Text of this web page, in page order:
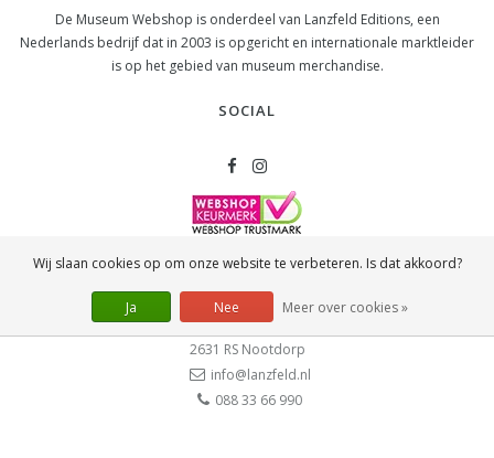
De Museum Webshop is onderdeel van Lanzfeld Editions, een
Nederlands bedrijf dat in 2003 is opgericht en internationale marktleider
is op het gebied van museum merchandise.
SOCIAL
CONTACT
Lanzfeld B.V.
Spiegelstraat 10
2631 RS Nootdorp
info@lanzfeld.nl
088 33 66 990
Wij slaan cookies op om onze website te verbeteren. Is dat akkoord?
Ja Nee Meer over cookies »